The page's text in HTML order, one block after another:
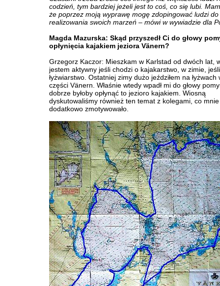
codzień, tym bardziej jeżeli jest to coś, co się lubi.
że poprzez moją wyprawę mogę zdopingować ludzi do
realizowania swoich marzeń – mówi w wywiadzie dla
Magda Mazurska: Skąd przyszedł Ci do głowy
opłynięcia kajakiem jeziora Vänern?
Grzegorz Kaczor: Mieszkam w Karlstad od dwóch lat,
jestem aktywny jeśli chodzi o kajakarstwo, w zimie,
łyżwiarstwo. Ostatniej zimy dużo jeździłem na łyżwach
części Vänern. Właśnie wtedy wpadł mi do głowy
dobrze byłoby opłynąć to jezioro kajakiem. Wiosną
dyskutowaliśmy również ten temat z kolegami, co
dodatkowo zmotywowało.